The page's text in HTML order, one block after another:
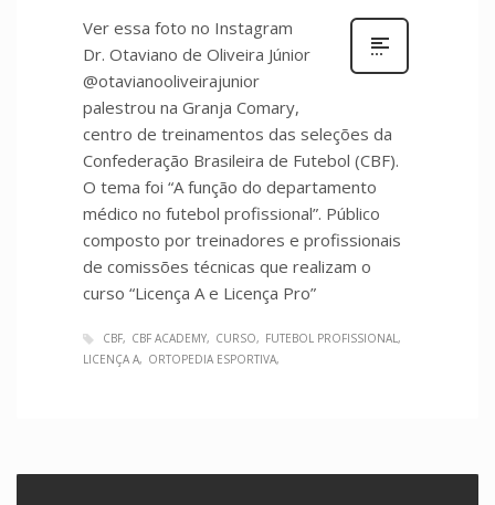
Ver essa foto no Instagram
Dr. Otaviano de Oliveira Júnior
@otavianooliveirajunior
palestrou na Granja Comary,
centro de treinamentos das seleções da
Confederação Brasileira de Futebol (CBF).
O tema foi “A função do departamento
médico no futebol profissional”. Público
composto por treinadores e profissionais
de comissões técnicas que realizam o
curso “Licença A e Licença Pro”
CBF CBF ACADEMY CURSO
FUTEBOL PROFISSIONAL
LICENÇA A
ORTOPEDIA ESPORTIVA